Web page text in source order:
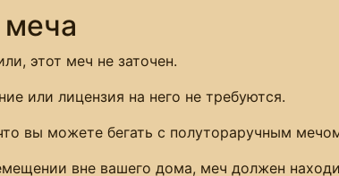
этот меч не заточен.
или лицензия на него не требуются.
вы можете бегать с полутораручным
вне вашего дома, меч должен